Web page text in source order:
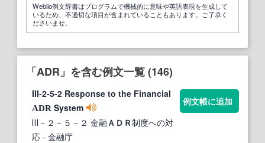
Weblio例文辞書はプログラムで機械的に意味や英語表現を生成して
いるため、不適切な項目が含まれていることもあります。ご了承く
ださいませ。
「ADR」を含む例文一覧 (146)
III-2-5-2 Response to the Financial
ADR System
Ⅲ－２－５－２ 金融 ＡＤＲ制度への対
応 - 金融庁
例文帳に追加